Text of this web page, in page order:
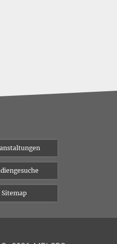
Sitemap